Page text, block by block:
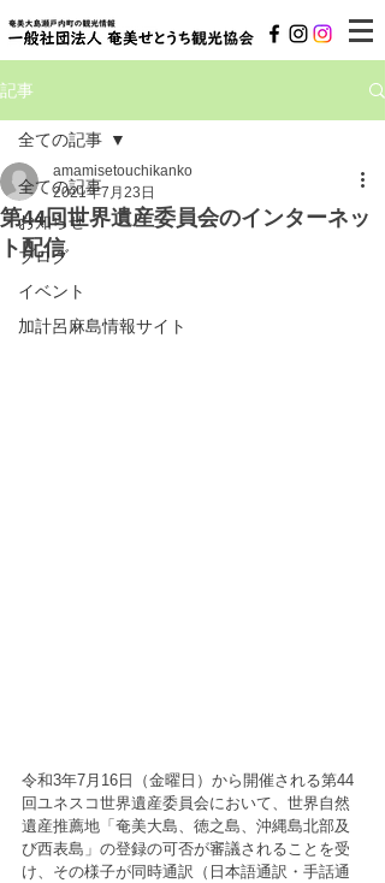
記事
全ての記事
お知らせ
ブログ
イベント
加計呂麻島情報サイト
全ての記事
第44回世界遺産委員会のインターネッ
ト配信
amamisetouchikanko
2021年7月23日
令和3年7月16日（金曜日）から開催される第44
回ユネスコ世界遺産委員会において、世界自然
遺産推薦地「奄美大島、徳之島、沖縄島北部及
び西表島」の登録の可否が審議されることを受
け、その様子が同時通訳（日本語通訳・手話通